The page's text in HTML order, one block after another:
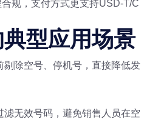
规，支付方式更支持USD-T/C
型应用场景
剔除空号、停机号，直接降低发
滤无效号码，避免销售人员在空